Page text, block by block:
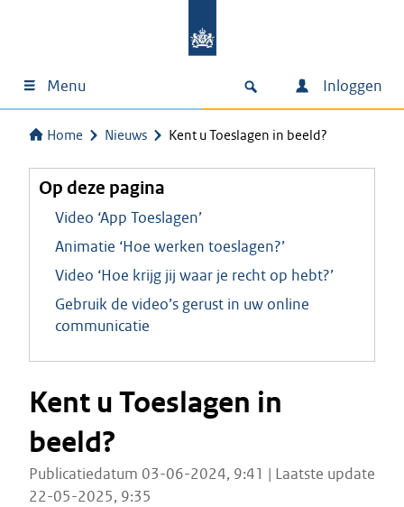
Menu Inloggen
Home Nieuws Kent u Toeslagen in beeld?
Op deze pagina
Video ‘App Toeslagen’
Animatie ‘Hoe werken toeslagen?’
Video ‘Hoe krijg jij waar je recht op hebt?’
Gebruik de video’s gerust in uw online
communicatie
Kent u Toeslagen in
beeld?
Publicatiedatum 03-06-2024, 9:41 | Laatste update
22-05-2025, 9:35